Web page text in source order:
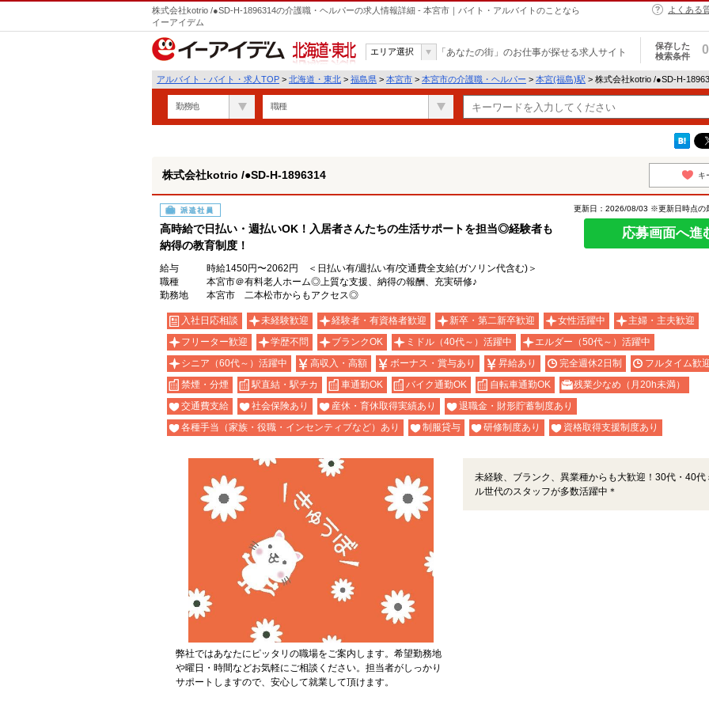
株式会社kotrio /●SD-H-1896314の介護職・ヘルパーの求人情報詳細 - 本宮市｜バイト・アルバイトのことなら
イーアイデム
よくある
北海道・東北
エリア選択 「あなたの街」のお仕事が探せる求人サイト
保存した
検索条件
0
アルバイト・バイト・求人TOP > 北海道・東北 > 福島県 > 本宮市 > 本宮市の介護職・ヘルパー > 本宮(福島)駅 > 株式会社kotrio /●SD-H-
勤務地 職種
株式会社kotrio /●SD-H-1896314 キ
派遣社員
高時給で日払い・週払いOK！入居者さんたちの生活サポートを担当◎経験者も
納得の教育制度！
更新日：2026/08/03 ※更新日時点の
応募画面へ進
給与
時給1450円〜2062円 ＜日払い有/週払い有/交通費全支給(ガソリン代含む)＞
職種
本宮市＠有料老人ホーム◎上質な支援、納得の報酬、充実研修♪
勤務地
本宮市 二本松市からもアクセス◎
入社日応相談 未経験歓迎 経験者・有資格者歓迎 新卒・第二新卒歓迎 女性活躍中
主婦・主夫歓迎
フリーター歓迎
学歴不問 ブランクOK ミドル（40代～）活躍中
エルダー（50代～）活躍中
シニア（60代～）活躍中
高収入・高額 ボーナス・賞与あり 昇給あり 完全週休2日制
フルタイム歓
禁煙・分煙
駅直結・駅チカ 車通勤OK バイク通勤OK 自転車通勤OK
残業少なめ（月20h未満）
交通費支給
社会保険あり 産休・育休取得実績あり
退職金・財形貯蓄制度あり
各種手当（家族・役職・インセンティブなど）あり
制服貸与 研修制度あり 資格取得支援制度あり
弊社ではあなたにピッタリの職場をご案内します。希望勤務地
や曜日・時間などお気軽にご相談ください。担当者がしっかり
サポートしますので、安心して就業して頂けます。
未経験、ブランク、異業種からも大歓迎！30代・40代
ル世代のスタッフが多数活躍中＊